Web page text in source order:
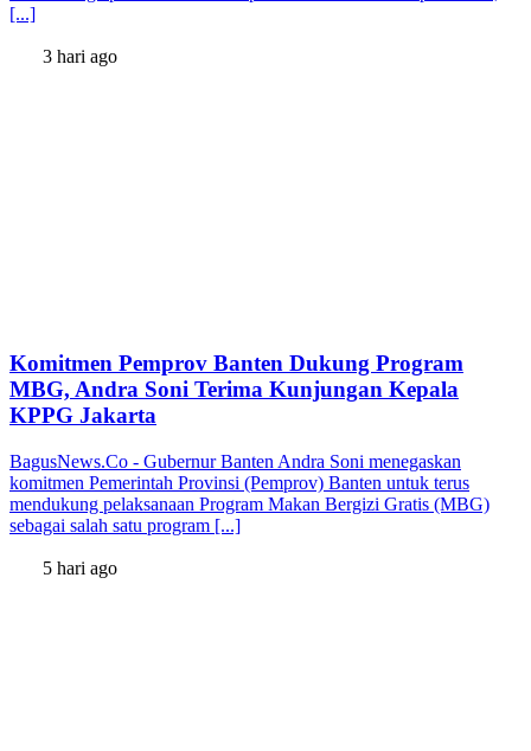
[...]
3 hari ago
Komitmen Pemprov Banten Dukung Program
MBG, Andra Soni Terima Kunjungan Kepala
KPPG Jakarta
BagusNews.Co - Gubernur Banten Andra Soni menegaskan
komitmen Pemerintah Provinsi (Pemprov) Banten untuk terus
mendukung pelaksanaan Program Makan Bergizi Gratis (MBG)
sebagai salah satu program [...]
5 hari ago